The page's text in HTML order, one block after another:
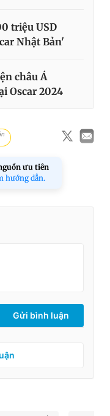
triệu USD
Nhật Bản'
châu Á
Oscar 2024
ưu tiên
hướng dẫn.
Gửi bình luận